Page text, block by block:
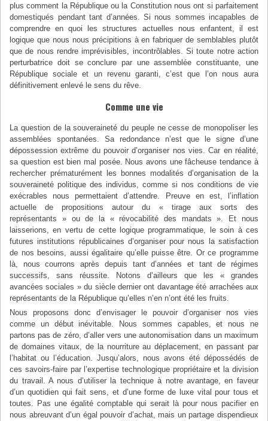
plus comment la République ou la Constitution nous ont si parfaitement
domestiqués pendant tant d’années. Si nous sommes incapables de
comprendre en quoi les structures actuelles nous enfantent, il est
logique que nous nous précipitions à en fabriquer de semblables plutôt
que de nous rendre imprévisibles, incontrôlables. Si toute notre action
perturbatrice doit se conclure par une assemblée constituante, une
République sociale et un revenu garanti, c’est que l’on nous aura
définitivement enlevé le sens du rêve.
Comme une vie
La question de la souveraineté du peuple ne cesse de monopoliser les
assemblées spontanées. Sa redondance n’est que le signe d’une
dépossession extrême du pouvoir d’organiser nos vies. Car en réalité,
sa question est bien mal posée. Nous avons une fâcheuse tendance à
rechercher prématurément les bonnes modalités d’organisation de la
souveraineté politique des individus, comme si nos conditions de vie
exécrables nous permettaient d’attendre. Preuve en est, l’inflation
actuelle de propositions autour du « tirage aux sorts des
représentants » ou de la « révocabilité des mandats ». Et nous
laisserions, en vertu de cette logique programmatique, le soin à ces
futures institutions républicaines d’organiser pour nous la satisfaction
de nos besoins, aussi égalitaire qu’elle puisse être. Or ce programme
là, nous courrons après depuis tant d’années et tant de régimes
successifs, sans réussite. Notons d’ailleurs que les « grandes
avancées sociales » du siècle dernier ont davantage été arrachées aux
représentants de la République qu’elles n’en n’ont été les fruits.
Nous proposons donc d’envisager le pouvoir d’organiser nos vies
comme un début inévitable. Nous sommes capables, et nous ne
partons pas de zéro, d’aller vers une autonomisation dans un maximum
de domaines vitaux, de la nourriture au déplacement, en passant par
l’habitat ou l’éducation. Jusqu’alors, nous avons été dépossédés de
ces savoirs-faire par l’expertise technologique propriétaire et la division
du travail. A nous d’utiliser la technique à notre avantage, en faveur
d’un quotidien qui fait sens, et d’une forme de luxe vital pour tous et
toutes. Pas une égalité comptable qui serait là pour nous pacifier en
nous abreuvant d’un égal pouvoir d’achat, mais un partage dispendieux